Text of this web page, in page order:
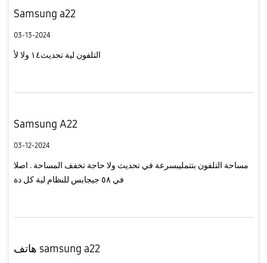
Samsung a22
03-13-2024
التلفون لية تحديث١٤ ولا لأ
Samsung A22
03-12-2024
مساحة التلفون بتتمليبسرعة في تحديث ولا حاجة تخفف المساحة . اصلا
في ٥٨ جيجابس للنظام لية كل دة
هاتف samsung a22